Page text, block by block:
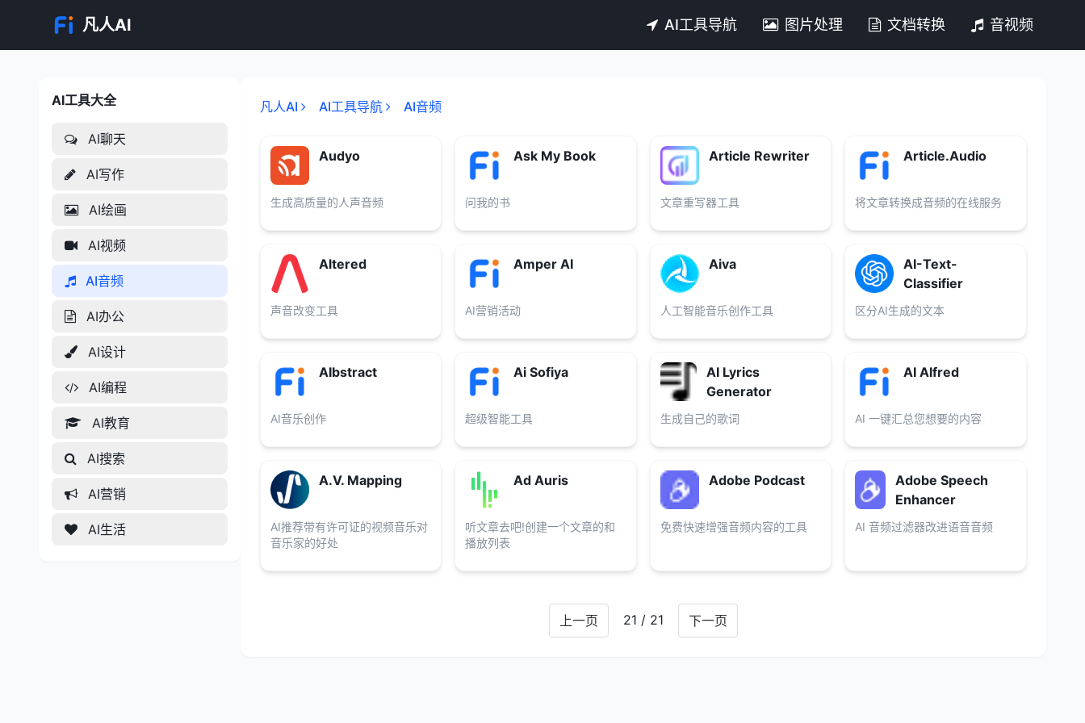
凡人AI AI工具导航 图片处理 文档转换 音视频
AI工具大全
AI工具大全
AI聊天
AI写作
AI绘画
AI视频
AI音频
AI办公
AI设计
AI编程
AI教育
AI搜索
AI营销
AI生活
凡人AI AI工具导航 AI音频
Audyo
生成高质量的人声音频
Ask My Book
问我的书
Article Rewriter
文章重写器工具
Article.Audio
将文章转换成音频的在线服务
Altered
声音改变工具
Amper AI
AI营销活动
Aiva
人工智能音乐创作工具
AI-Text-
Classifier
区分AI生成的文本
AIbstract
AI音乐创作
Ai Sofiya
超级智能工具
AI Lyrics
Generator
生成自己的歌词
AI Alfred
AI 一键汇总您想要的内容
A.V. Mapping
AI推荐带有许可证的视频音乐对
音乐家的好处
Ad Auris
听文章去吧!创建一个文章的和
播放列表
Adobe Podcast
免费快速增强音频内容的工具
Adobe Speech
Enhancer
AI 音频过滤器改进语音音频
上一页 21 / 21 下一页